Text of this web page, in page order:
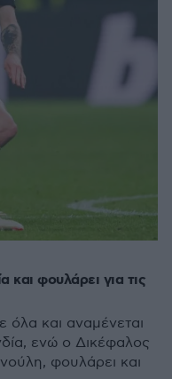
φουλάρει για τις
και αναμένεται
ενώ ο Δικέφαλος
φουλάρει και